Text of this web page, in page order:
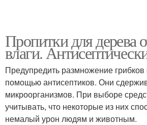
Пропитки для дерева
влаги.
Предупредить размножение
помощью антисептиков. Они
микроорганизмов. При выборе
учитывать, что некоторые из них
немалый урон людям и животным.